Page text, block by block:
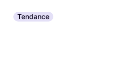
Tendance